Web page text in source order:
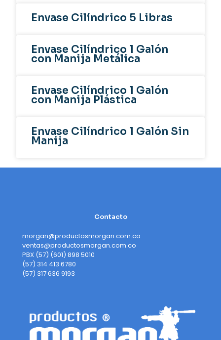
Envase Cilíndrico 5 Libras
Envase Cilíndrico 1 Galón
con Manija Metálica
Envase Cilíndrico 1 Galón
con Manija Plástica
Envase Cilíndrico 1 Galón Sin
Manija
Contacto
morgan@productosmorgan.com.co
ventas@productosmorgan.com.co
PBX (57) (601) 898 5010
(57) 314 413 6780
(57) 317 636 9193